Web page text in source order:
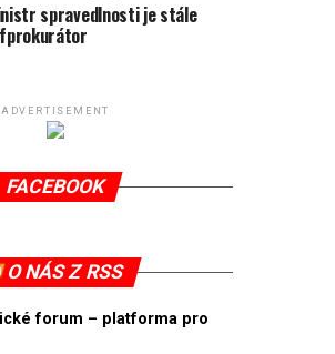
spravedlnosti je stále
ADVERTISEMENT
FACEBOOK
O NÁS Z RSS
forum – platforma pro